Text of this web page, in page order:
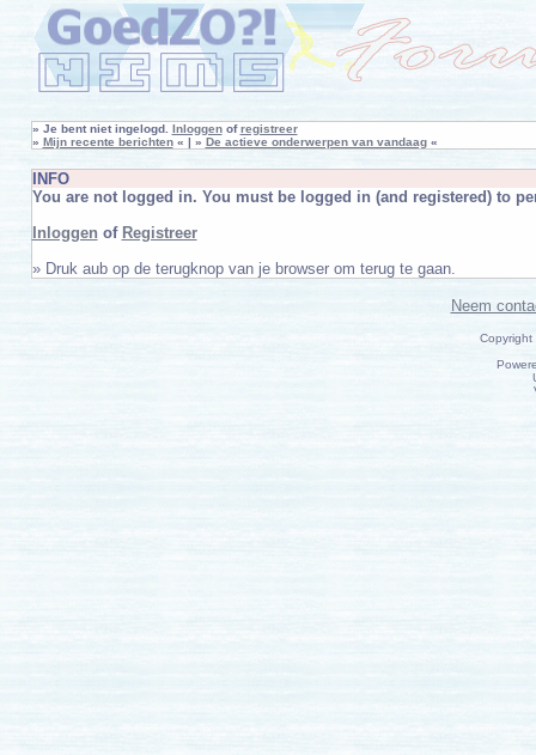
» Je bent niet ingelogd. Inloggenofregistreer
» Mijn recente berichten« | » De actieve onderwerpen van vandaag«
INFO
You are not logged in. You must be logged in (and registered) to
Inloggen of Registreer
» Druk aub op de terugknop van je browser om terug te gaan.
Neem
Copyright